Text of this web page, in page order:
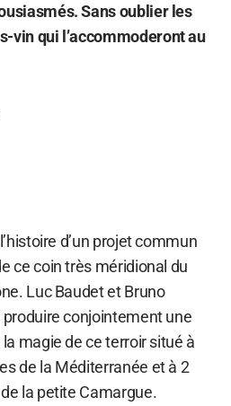
Sans oublier les
vin qui l’accommoderont au
d’un projet commun
ce coin très méridional du
Luc Baudet et Bruno
conjointement une
magie de ce terroir situé à
de la Méditerranée et à 2
la petite Camargue.